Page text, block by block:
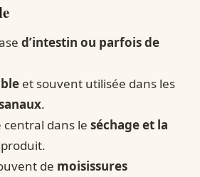
d’intestin ou parfois de
et souvent utilisée dans les
.
central dans le séchage et la
de moisissures